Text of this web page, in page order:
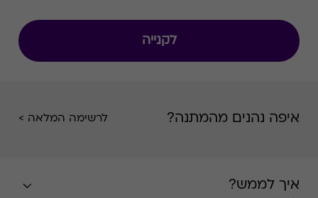
לתושמת לבך כי שם המוצר השתנה מהחוויה
וכו'.
לקנייה
איפה נהנים מהמתנה? לרשימה המלאה >
איך לממש?